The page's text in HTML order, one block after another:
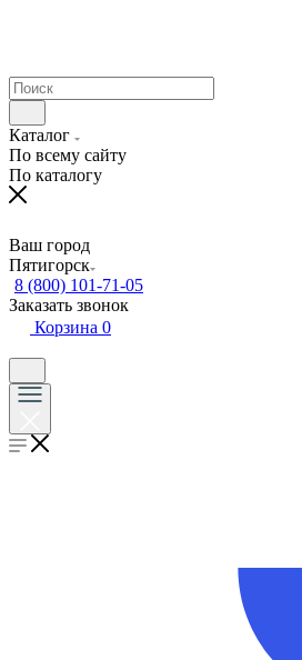
Каталог
По всему сайту
По каталогу
Ваш город
Пятигорск
8 (800) 101-71-05
Заказать звонок
Корзина 0